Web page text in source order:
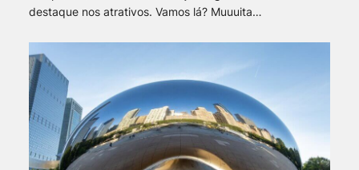
destaque nos atrativos. Vamos lá? Muuuita…